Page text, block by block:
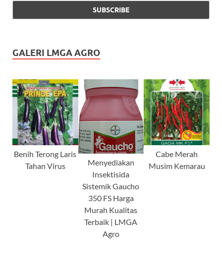
GALERI LMGA AGRO
Benih Terong Laris
Tahan Virus
Menyediakan
Insektisida
Sistemik Gaucho
350 FS Harga
Murah Kualitas
Terbaik | LMGA
Agro
Cabe Merah
Musim Kemarau